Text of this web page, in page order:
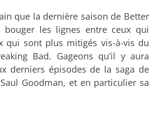
que la dernière saison de Better
bouger les lignes entre ceux qui
qui sont plus mitigés vis-à-vis du
Bad. Gageons qu’il y aura
derniers épisodes de la saga de
Goodman, et en particulier sa